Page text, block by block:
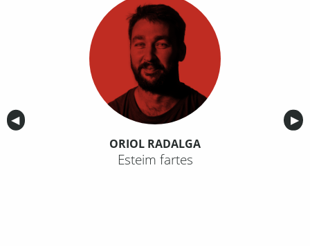
Anterior
◀︎ ▶︎
ORIOL RADALGA
Esteim fartes